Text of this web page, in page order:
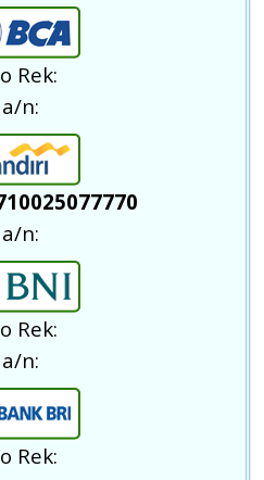
Rek:
a/n:
a/n:
Rek:
a/n:
Rek: